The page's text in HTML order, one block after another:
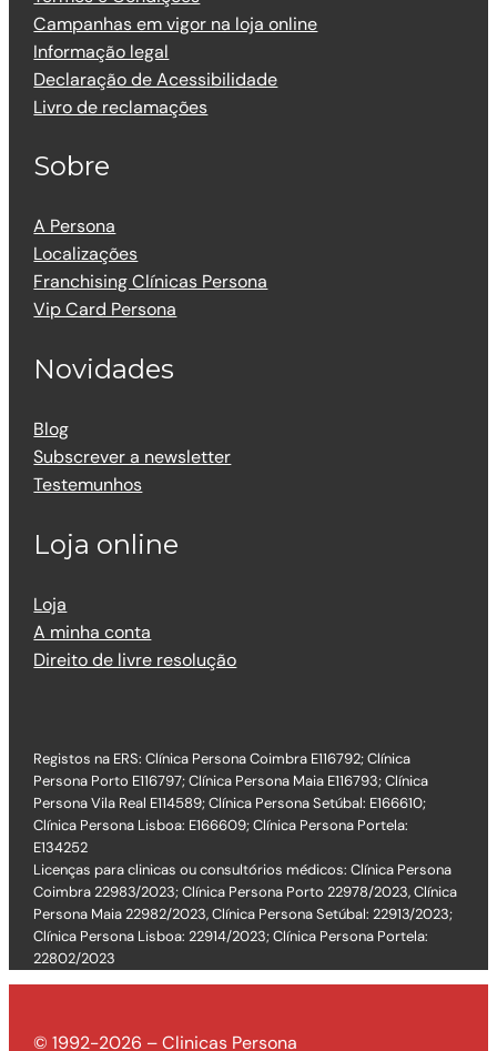
Campanhas em vigor na loja online
Informação legal
Declaração de Acessibilidade
Livro de reclamações
Sobre
A Persona
Localizações
Franchising Clínicas Persona
Vip Card Persona
Novidades
Blog
Subscrever a newsletter
Testemunhos
Loja online
Loja
A minha conta
Direito de livre resolução
Registos na ERS: Clínica Persona Coimbra E116792; Clínica
Persona Porto E116797; Clínica Persona Maia E116793; Clínica
Persona Vila Real E114589; Clínica Persona Setúbal: E166610;
Clínica Persona Lisboa: E166609; Clínica Persona Portela:
E134252
Licenças para clinicas ou consultórios médicos: Clínica Persona
Coimbra 22983/2023; Clínica Persona Porto 22978/2023, Clínica
Persona Maia 22982/2023, Clínica Persona Setúbal: 22913/2023;
Clínica Persona Lisboa: 22914/2023; Clínica Persona Portela:
22802/2023
© 1992-2026 – Clinicas Persona